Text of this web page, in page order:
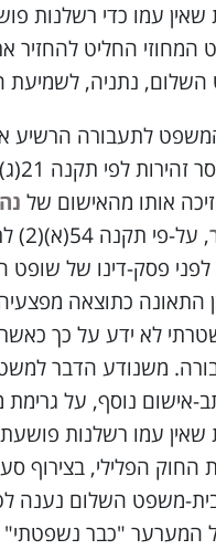
שאין עמו כדי רשלנות
המחוזי החליט להחזיר
נתניה, לשמיעת
לתעבורה הרשיע
בנהיגה
אותו מהאישום של
, על-
לפני פסק-דינו של שופט
התאונה כתוצאה
לא ידע על כך כאשר
משנודע הדבר
אישום נוסף, על גרימת
שאין עמו רשלנות
משפט השלום נענה
המערער "כבר נשפטתי"